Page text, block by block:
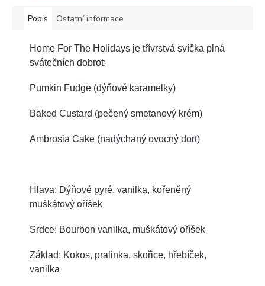
Popis Ostatní informace
Home For The Holidays je třívrstvá svíčka plná
svátečních dobrot:
Pumkin Fudge (dýňové karamelky)
Baked Custard (pečený smetanový krém)
Ambrosia Cake (nadýchaný ovocný dort)
Hlava: Dýňové pyré, vanilka, kořeněný
muškátový oříšek
Srdce: Bourbon vanilka, muškátový oříšek
Základ: Kokos, pralinka, skořice, hřebíček,
vanilka